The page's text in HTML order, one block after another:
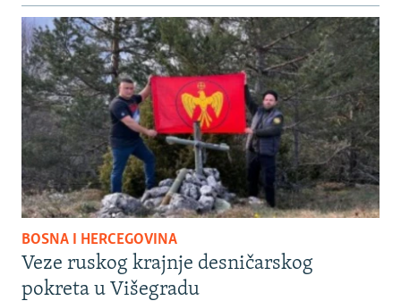
BOSNA I HERCEGOVINA
Veze ruskog krajnje desničarskog
pokreta u Višegradu